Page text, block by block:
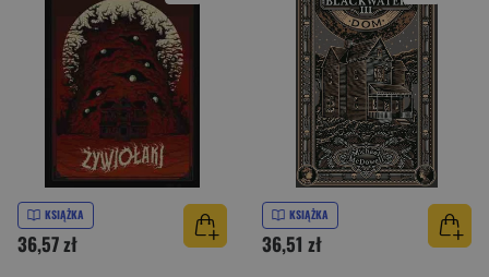
KSIĄŻKA
36,57 zł
KSIĄŻKA
36,51 zł